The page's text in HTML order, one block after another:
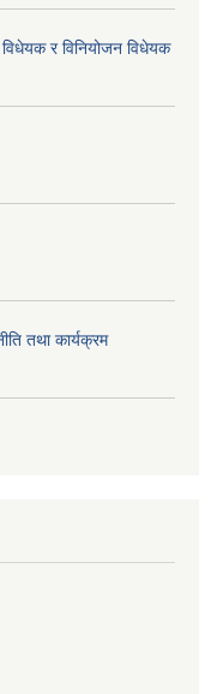
र विनियोजन विधेयक
तथा कार्यक्रम